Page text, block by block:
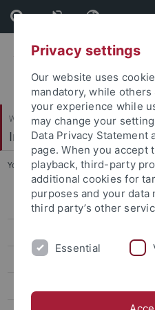
Skip
to
content
Skip
to
footer
Wirtschafts- und
Institut für
You are here: Startseite ...
Berufliches Lehramt: B. Ed.
FAQ M. Ed.
Privacy settings
Our website uses
mandatory, while
your experience while
may change your
Data Privacy Statement
page. When you accept
playback, third-party
additional cookies for
purposes and your data
third party’s other
Essential